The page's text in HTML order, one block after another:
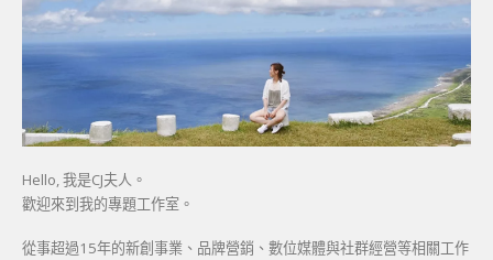
Hello, 我是CJ夫人。
歡迎來到我的專題工作室。
從事超過15年的新創事業、品牌營銷、數位媒體與社群經營等相關工作